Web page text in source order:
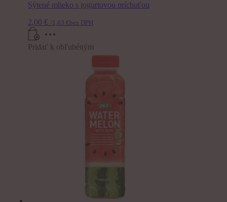
Sýtené mlieko s jogurtovou príchuťou
2,00 € / 1,63 € bez DPH
Pridať k obľubéným